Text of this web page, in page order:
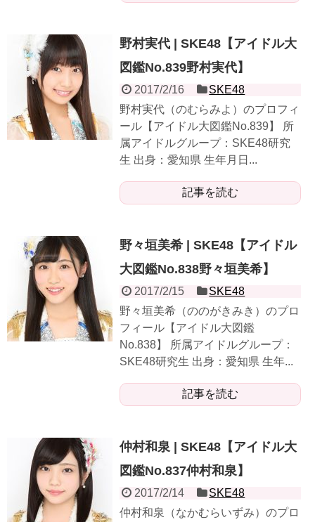
野村実代 | SKE48【アイドル大
図鑑No.839野村実代】
2017/2/16
SKE48
野村実代（のむらみよ）のプロフィ
ール【アイドル大図鑑No.839】 所
属アイドルグループ：SKE48研究
生 出身：愛知県 生年月日...
記事を読む
野々垣美希 | SKE48【アイドル
大図鑑No.838野々垣美希】
2017/2/15
SKE48
野々垣美希（ののがきみき）のプロ
フィール【アイドル大図鑑
No.838】 所属アイドルグループ：
SKE48研究生 出身：愛知県 生年...
記事を読む
仲村和泉 | SKE48【アイドル大
図鑑No.837仲村和泉】
2017/2/14
SKE48
仲村和泉（なかむらいずみ）のプロ